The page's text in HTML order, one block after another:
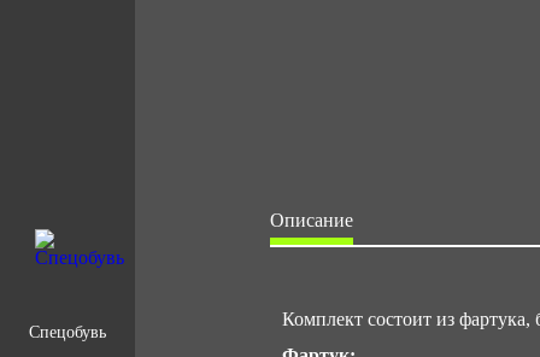
Спецобувь
Описание
Комплект состоит из